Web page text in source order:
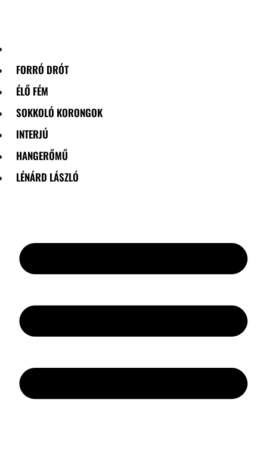
FORRÓ DRÓT
ÉLŐ FÉM
SOKKOLÓ KORONGOK
INTERJÚ
HANGERŐMŰ
LÉNÁRD LÁSZLÓ